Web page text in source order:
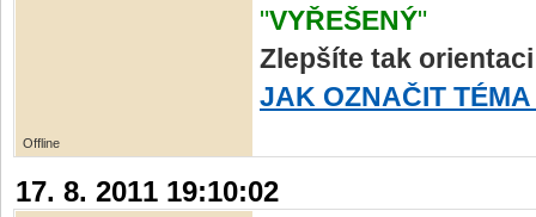
"VYŘEŠENÝ"
Zlepšíte tak
JAK OZNAČIT TÉMA
Offline
17. 8. 2011 19:10:02